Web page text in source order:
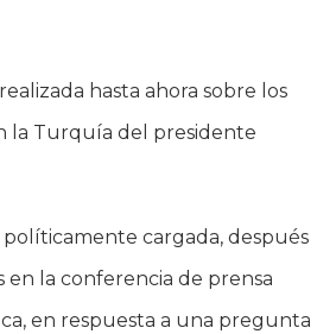
hasta ahora sobre los
la Turquía del presidente
cargada, después
en la conferencia de prensa
en respuesta a una pregunta